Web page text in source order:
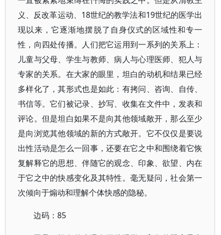
义、反改革运动、18世纪的教学法和19世纪的医学出
现以来，它逐渐地摆脱了自身仪式的区域性和专一
性，向四处传播。人们把它运用到一系列的关系上：
儿童与父母、学生与教师、病人与心理医师、犯人与
专家的关系。在大家的眼里，坦白的动机和结果已经
多样化了，其形式也是如此：有拷问、咨询、自传、
书信等。它们被记录、抄写、收集在文件中，发表和
评论。但是坦白如果不是向其他领域敞开，那么至少
是向浏览其他领域的新的方式敞开。它不仅仅是要说
出性活动是怎么一回事，还要在它之中和围绕着它恢
复解释它的思想、伴随它的观念、印象、欲望、内在
于它之中的快感变化及其特性。毫无疑问，社会第一
次倾向于煽动和理解个体快感的隐秘。
边码：85